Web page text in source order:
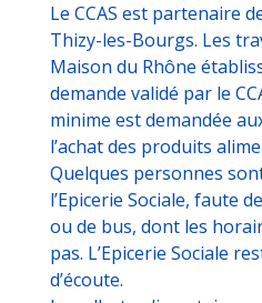
Le CCAS est partenaire
Thizy-les-Bourgs. Les
Maison du Rhône
demande validé par le
minime est demandée
l’achat des produits
Quelques personnes
l’Epicerie Sociale, faute
ou de bus, dont les
pas. L’Epicerie Sociale
d’écoute.